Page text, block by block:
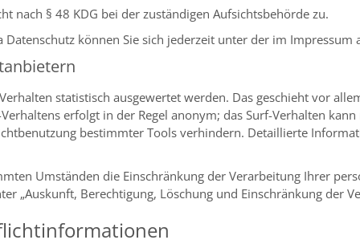
nach § 48 KDG bei der zuständigen Aufsichtsbehörde zu.
können Sie sich jederzeit unter der im Impressum
statistisch ausgewertet werden. Das geschieht vor
erfolgt in der Regel anonym; das Surf-Verhalten
bestimmter Tools verhindern. Detaillierte
Umständen die Einschränkung der Verarbeitung Ihrer
„Auskunft, Berechtigung, Löschung und Einschränkung der